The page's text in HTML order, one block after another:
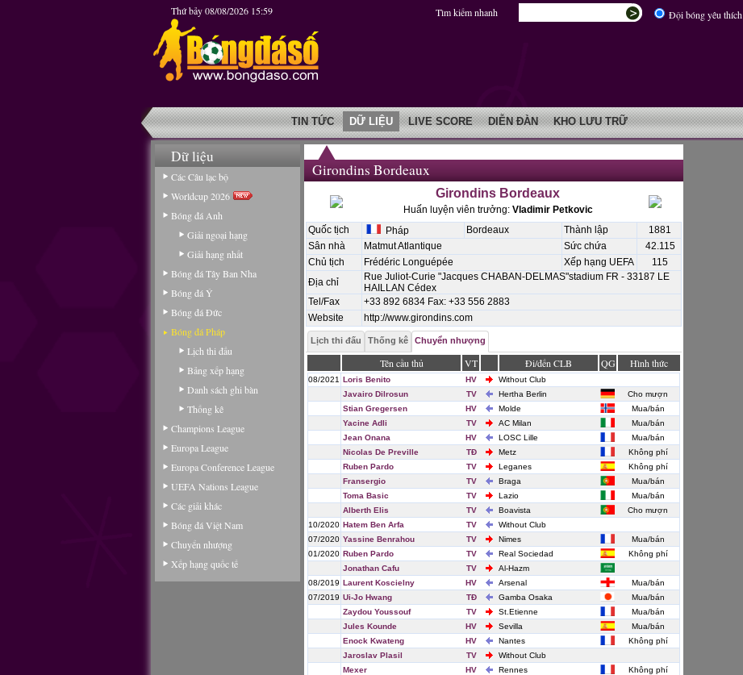
Thứ bảy 08/08/2026 15:59 Đội bóng yêu thích
Tìm kiếm nhanh
TIN TỨC DỮ LIỆU LIVE SCORE DIỄN ĐÀN KHO LƯU TRỮ
Dữ liệu
Các Câu lạc bộ
Worldcup 2026
Bóng đá Anh
Giải ngoại hạng
Giải hạng nhất
Bóng đá Tây Ban Nha
Bóng đá Ý
Bóng đá Đức
Bóng đá Pháp
Lịch thi đấu
Bảng xếp hạng
Danh sách ghi bàn
Thống kê
Champions League
Europa League
Europa Conference League
UEFA Nations League
Các giải khác
Bóng đá Việt Nam
Chuyển nhượng
Xếp hạng quốc tế
Girondins Bordeaux
Girondins Bordeaux
Huấn luyện viên trưởng: Vladimir Petkovic
Quốc tịch
Pháp Bordeaux Thành lập
1881
Sân nhà
Matmut Atlantique Sức chứa
42.115
Chủ tịch
Frédéric Longuépée Xếp hạng UEFA
115
Địa chỉ
Rue Juliot-Curie "Jacques CHABAN-DELMAS"stadium FR - 33187 LE
HAILLAN Cédex
Tel/Fax
+33 892 6834 Fax: +33 556 2883
Website
http://www.girondins.com
Lịch thi đấu Thống kê Chuyển nhượng
Tên cầu thủ VT Đi/đến CLB QG Hình thức
08/2021 Loris Benito HV
Without Club
Javairo Dilrosun
TV Hertha Berlin
Cho mượn
Stian Gregersen
HV Molde
Mua/bán
Yacine Adli
TV AC Milan
Mua/bán
Jean Onana
HV LOSC Lille
Mua/bán
Nicolas De Preville
TĐ Metz
Không phí
Ruben Pardo
TV Leganes
Không phí
Fransergio
TV Braga
Mua/bán
Toma Basic
TV Lazio
Mua/bán
Alberth Elis
TV Boavista
Cho mượn
10/2020 Hatem Ben Arfa TV
Without Club
07/2020 Yassine Benrahou TV Nimes
Mua/bán
01/2020 Ruben Pardo TV Real Sociedad
Không phí
Jonathan Cafu
TV
Al-Hazm
08/2019 Laurent Koscielny HV Arsenal
Mua/bán
07/2019 Ui-Jo Hwang TĐ Gamba Osaka
Mua/bán
Zaydou Youssouf
TV St.Etienne
Mua/bán
Jules Kounde
HV Sevilla
Mua/bán
Enock Kwateng
HV Nantes
Không phí
Jaroslav Plasil
TV
Without Club
Mexer
HV Rennes
Không phí